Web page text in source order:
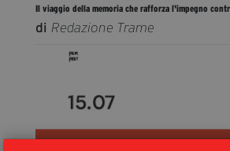
Il viaggio della memoria che rafforza l'impegno
di Redazione Trame